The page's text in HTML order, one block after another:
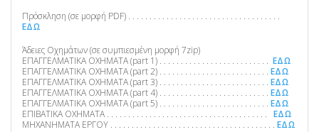
Πρόσκληση (σε μορφή PDF) . . . . . . . . . . . . . . . . . . . . . . . . . . . . . . . . . . . .
ΕΔΩ
Άδειες Οχημάτων (σε συμπιεσμένη μορφή 7zip)
ΕΠΑΓΓΕΛΜΑΤΙΚΑ ΟΧΗΜΑΤΑ (part 1) . . . . . . . . . . . . . . . . . . . . . . . . . . ΕΔΩ
ΕΠΑΓΓΕΛΜΑΤΙΚΑ ΟΧΗΜΑΤΑ (part 2) . . . . . . . . . . . . . . . . . . . . . . . . . . ΕΔΩ
ΕΠΑΓΓΕΛΜΑΤΙΚΑ ΟΧΗΜΑΤΑ (part 3) . . . . . . . . . . . . . . . . . . . . . . . . . . ΕΔΩ
ΕΠΑΓΓΕΛΜΑΤΙΚΑ ΟΧΗΜΑΤΑ (part 4) . . . . . . . . . . . . . . . . . . . . . . . . . . ΕΔΩ
ΕΠΑΓΓΕΛΜΑΤΙΚΑ ΟΧΗΜΑΤΑ (part 5) . . . . . . . . . . . . . . . . . . . . . . . . . . ΕΔΩ
ΕΠΙΒΑΤΙΚΑ ΟΧΗΜΑΤΑ . . . . . . . . . . . . . . . . . . . . . . . . . . . . . . . . . . . . . . ΕΔΩ
ΜΗΧΑΝΗΜΑΤΑ ΕΡΓΟΥ . . . . . . . . . . . . . . . . . . . . . . . . . . . . . . . . . . . . . . . ΕΔΩ